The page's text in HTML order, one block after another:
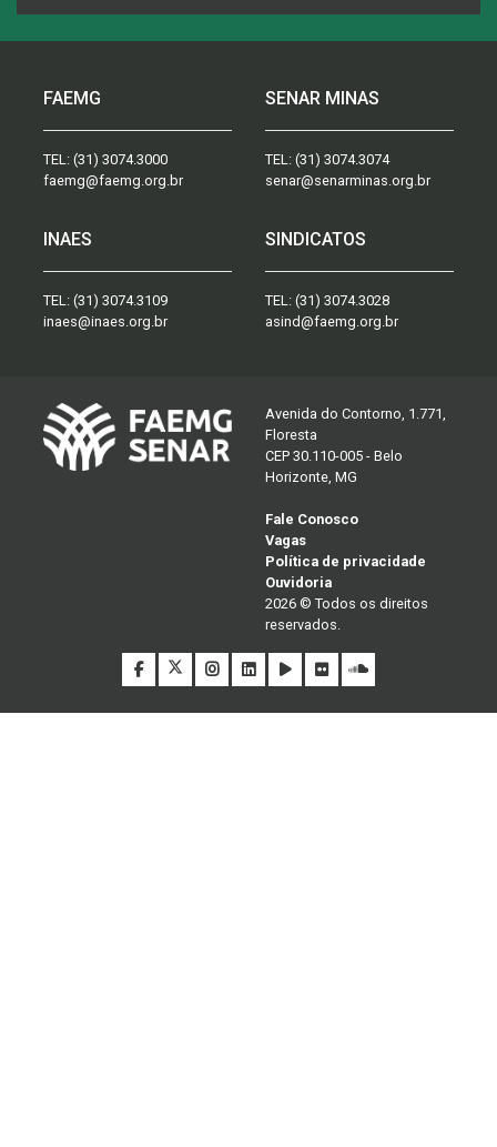
FAEMG
TEL: (31) 3074.3000
faemg@faemg.org.br
SENAR MINAS
TEL: (31) 3074.3074
senar@senarminas.org.br
INAES
TEL: (31) 3074.3109
inaes@inaes.org.br
SINDICATOS
TEL: (31) 3074.3028
asind@faemg.org.br
Avenida do Contorno, 1.771,
Floresta
CEP 30.110-005 - Belo
Horizonte, MG
Fale Conosco
Vagas
Política de privacidade
Ouvidoria
2026 © Todos os direitos
reservados.